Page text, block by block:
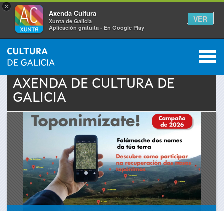
×
Axenda Cultura
Xunta de Galicia
Aplicación gratuíta - En Google Play
VER
Vostede
está
INICIO › ACTUALIDADE 0
AXENDA DE CULTURA DE
GALICIA